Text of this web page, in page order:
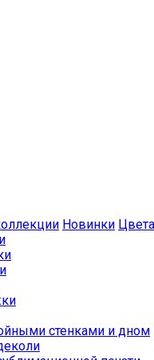
Новинки Цвета
стенками и дном